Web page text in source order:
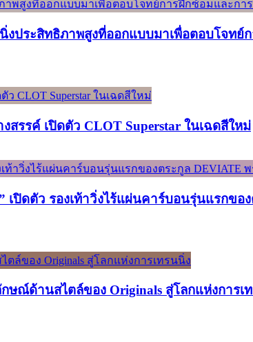
งประสิทธิภาพสูงที่ออกแบบมาเพื่อตอบโจท
สรรค์ เปิดตัว CLOT Superstar ในเฉดสีใหม่
ปิดตัว รองเท้าวิ่งไร้แผ่นคาร์บอนรุ่นแรกขอ
ษณ์ด้านสไตล์ของ Originals สู่โลกแห่งการเ